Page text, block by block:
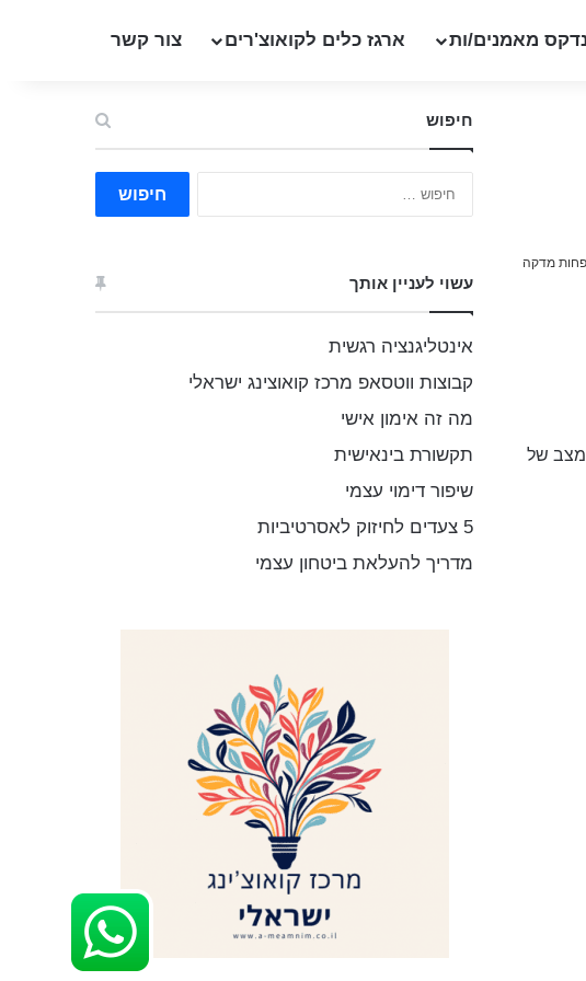
מאמנים/ות ארגז כלים לקואוצ'רים צור קשר
פחות מדקה
של
חיפוש
עשוי לעניין אותך
אינטליגנציה רגשית
קבוצות ווטסאפ מרכז קואוצינג ישראלי
מה זה אימון אישי
תקשורת בינאישית
שיפור דימוי עצמי
5 צעדים לחיזוק לאסרטיביות
מדריך להעלאת ביטחון עצמי